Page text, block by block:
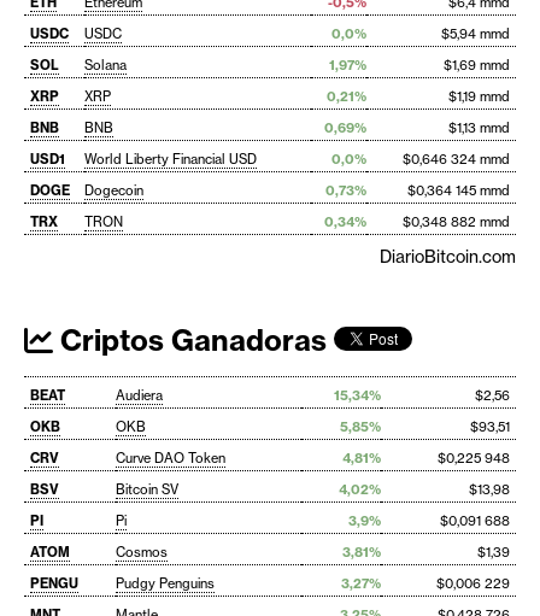
USDC
USDC 0,0%
$5,94 mmd
SOL
Solana 1,97%
$1,69 mmd
XRP
XRP 0,21%
$1,19 mmd
BNB
BNB 0,69%
$1,13 mmd
USD1
World Liberty Financial USD 0,0%
$0,646 324 mmd
DOGE
Dogecoin 0,73%
$0,364 145 mmd
TRX
TRON 0,34% $0,348 882 mmd
DiarioBitcoin.com
Criptos Ganadoras
BEAT Audiera 15,34%
$2,56
OKB
OKB 5,85%
$93,51
CRV
Curve DAO Token 4,81%
$0,225 948
BSV
Bitcoin SV 4,02%
$13,98
PI
Pi 3,9%
$0,091 688
ATOM
Cosmos 3,81%
$1,39
PENGU
Pudgy Penguins 3,27%
$0,006 229